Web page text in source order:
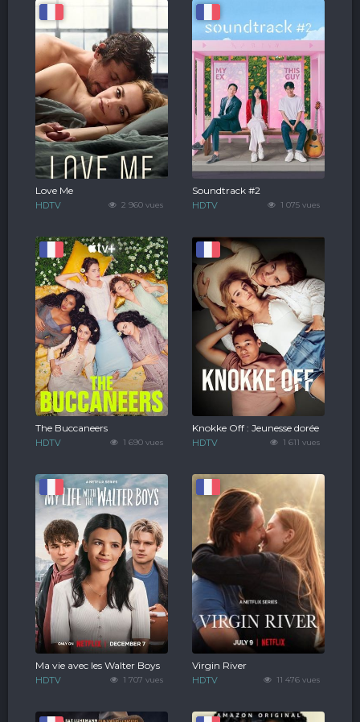
2 960 vues
Love Me
HDTV 1 075 vues
Soundtrack #2
HDTV
1 690 vues
The Buccaneers
HDTV 1 611 vues
Knokke Off : Jeunesse dorée
HDTV
1 707 vues
Ma vie avec les Walter Boys
HDTV 11 476 vues
Virgin River
HDTV